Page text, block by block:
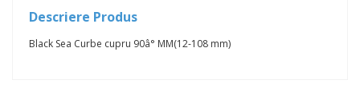
Descriere Produs
Black Sea Curbe cupru 90â° MM(12-108 mm)